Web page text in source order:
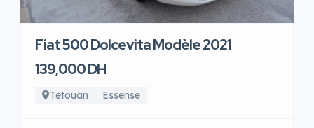
Fiat 500 Dolcevita Modèle 2021
139,000 DH
Tetouan Essense